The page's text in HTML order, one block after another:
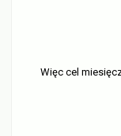
Więc cel